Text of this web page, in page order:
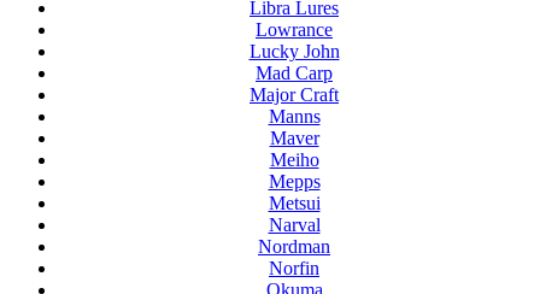
Libra Lures
Lowrance
Lucky John
Mad Carp
Major Craft
Manns
Maver
Meiho
Mepps
Metsui
Narval
Nordman
Norfin